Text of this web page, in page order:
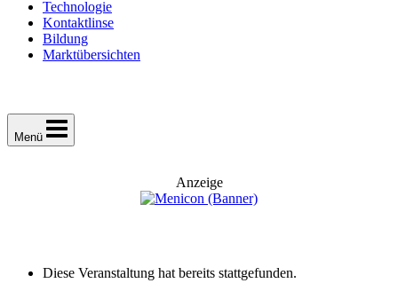
Technologie
Kontaktlinse
Bildung
Marktübersichten
Menü
Anzeige
Diese Veranstaltung hat bereits stattgefunden.